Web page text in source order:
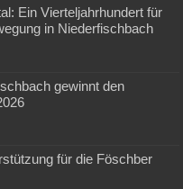
Ein Vierteljahrhundert für
in Niederfischbach
gewinnt den
für die Föschber